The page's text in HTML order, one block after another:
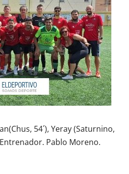
54´), Yeray (Saturnino,
Entrenador. Pablo Moreno.